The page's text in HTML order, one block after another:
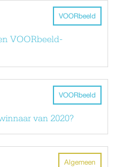
VOORbeeld
VOORbeeld-
VOORbeeld
van 2020?
Algemeen